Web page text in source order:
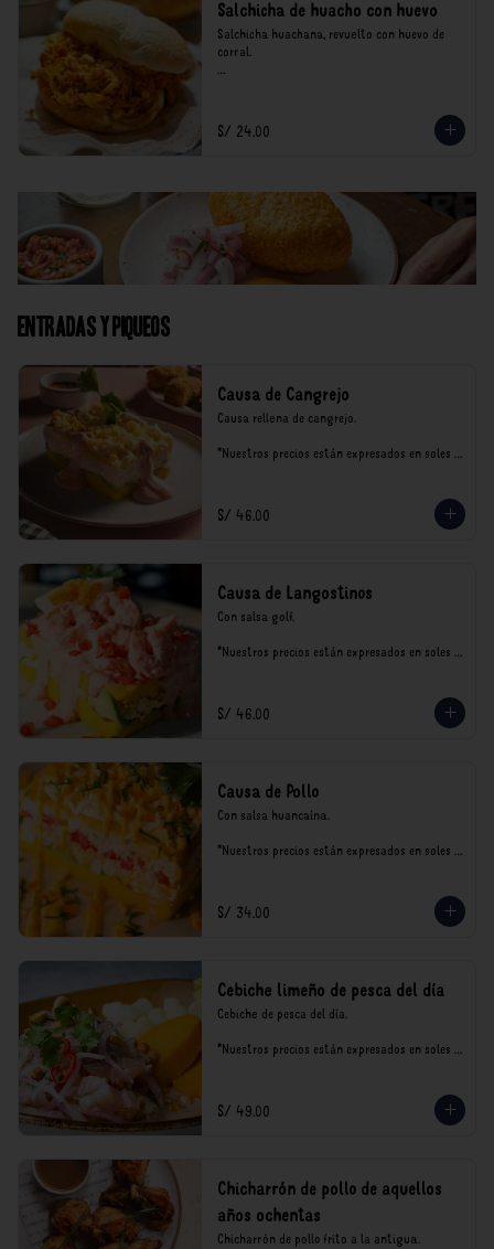
Salchicha de huacho con huevo
Salchicha huachana, revuelto con huevo de
corral.
consumo.
S/ 24.00
Entradas y Piqueos
Causa de Cangrejo
Causa rellena de cangrejo.
*Nuestros precios están expresados en soles e
S/ 46.00
Causa de Langostinos
Con salsa golf.
*Nuestros precios están expresados en soles e
S/ 46.00
Causa de Pollo
Con salsa huancaína.
*Nuestros precios están expresados en soles e
S/ 34.00
Cebiche limeño de pesca del día
Cebiche de pesca del día.
*Nuestros precios están expresados en soles e
S/ 49.00
Chicharrón de pollo de aquellos
años ochentas
Chicharrón de pollo frito a la antigua.